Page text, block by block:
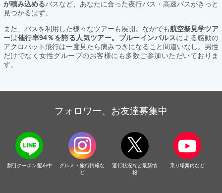
が積み込めるバスなど、あなたに合った夜行バス・高速バスがきっと
見つかるはず。
また、バスを利用した様々なツアーも展開。なかでも航空祭見学ツア
ーは催行率94％を誇る人気ツアー。ブルーインパルスによる感動の
アクロバット飛行は一度見たら病みつきになること間違いなし。男性
だけでなく女性グループのお客様にも多数ご参加いただいておりま
す。
フォロワー、お友達募集中
割引クーポン配布中
グルメ・旅行情報な
ど
運行状況など最新情
報
乗り場案内など